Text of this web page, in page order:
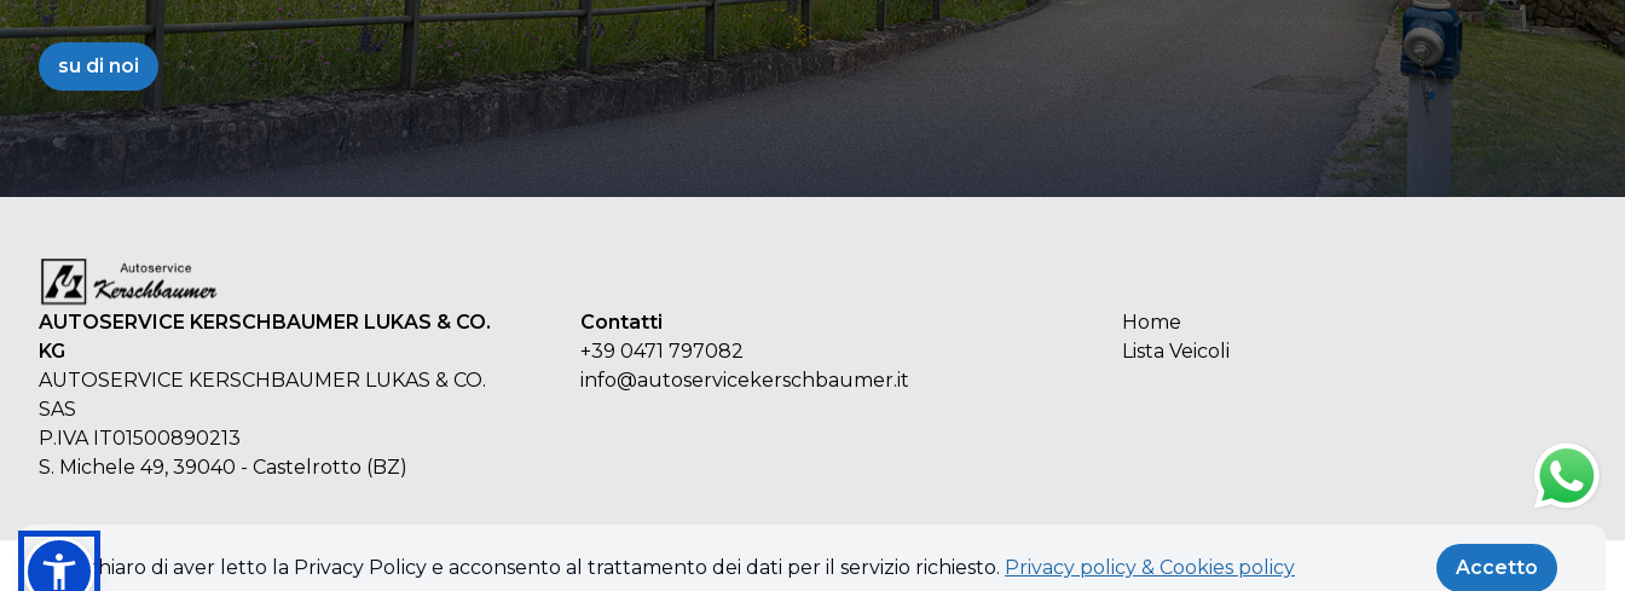
su di noi
AUTOSERVICE KERSCHBAUMER LUKAS & CO.
KG
AUTOSERVICE KERSCHBAUMER LUKAS & CO.
SAS
P.IVA IT01500890213
S. Michele 49, 39040 - Castelrotto (BZ)
Contatti
+39 0471 797082
info@autoservicekerschbaumer.it
Home
Lista Veicoli
Dichiaro di aver letto la Privacy Policy e acconsento al trattamento dei dati per il servizio richiesto. Privacy policy & Cookies policy Accetto
© 2026 AUTOSERVICE KERSCHBAUMER LUKAS & CO. SAS. Tutti i diritti riservati. Realizzato con